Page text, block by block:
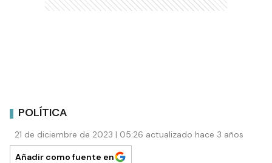
POLÍTICA
21 de diciembre de 2023 | 05:26 actualizado hace 3 años
Añadir como fuente en